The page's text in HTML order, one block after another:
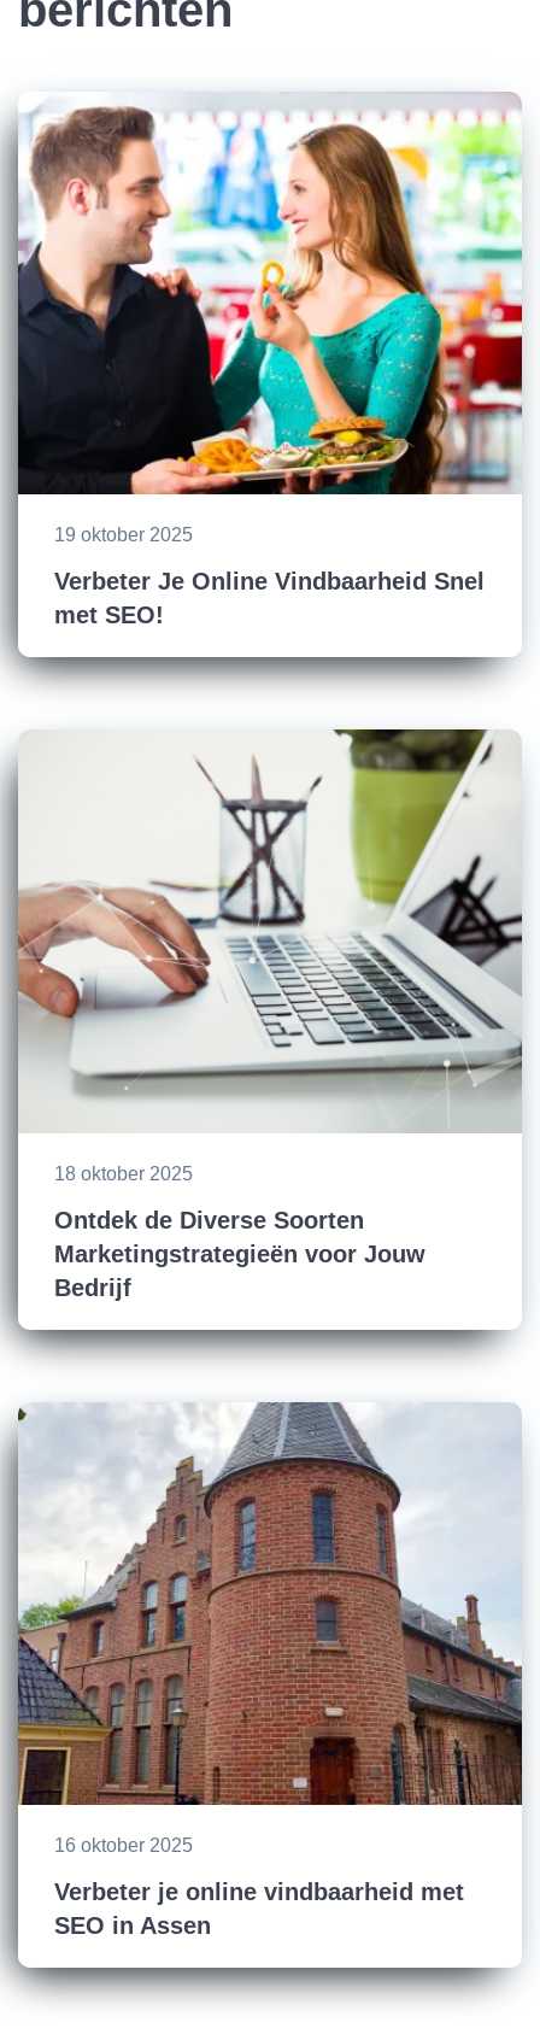
19 oktober 2025
Verbeter Je Online Vindbaarheid Snel
met SEO!
18 oktober 2025
Ontdek de Diverse Soorten
Marketingstrategieën voor Jouw
Bedrijf
16 oktober 2025
Verbeter je online vindbaarheid met
SEO in Assen